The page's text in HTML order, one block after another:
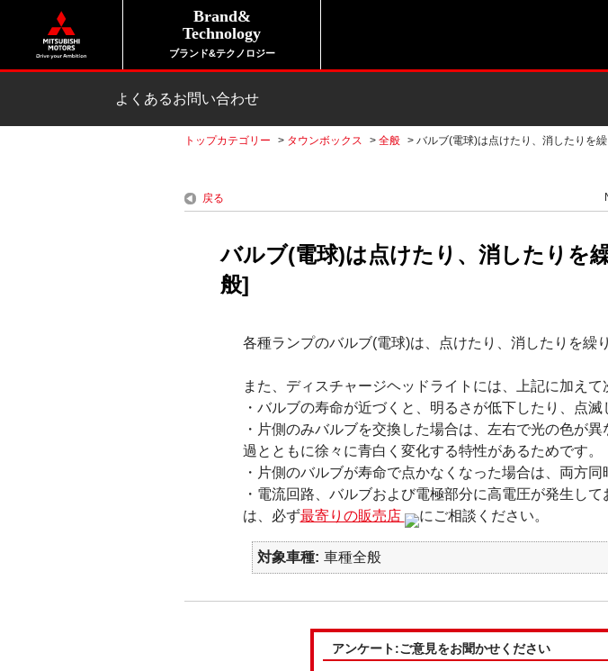
Brand&
Technology
ブランド&テクノロジー
よくあるお問い合わせ
トップカテゴリー > タウンボックス > 全般 > バルブ(電球)は点けたり、消したりを
戻る
バルブ(電球)は点けたり、消したりを
般]
各種ランプのバルブ(電球)は、点けたり、消したりを繰
また、ディスチャージヘッドライトには、上記に加えて
・バルブの寿命が近づくと、明るさが低下したり、点
・片側のみバルブを交換した場合は、左右で光の色が
過とともに徐々に青白く変化する特性があるためです。
・片側のバルブが寿命で点かなくなった場合は、両方
・電流回路、バルブおよび電極部分に高電圧が発生し
は、必ず最寄りの販売店 にご相談ください。
対象車種 車種全般
アンケート:ご意見をお聞かせください